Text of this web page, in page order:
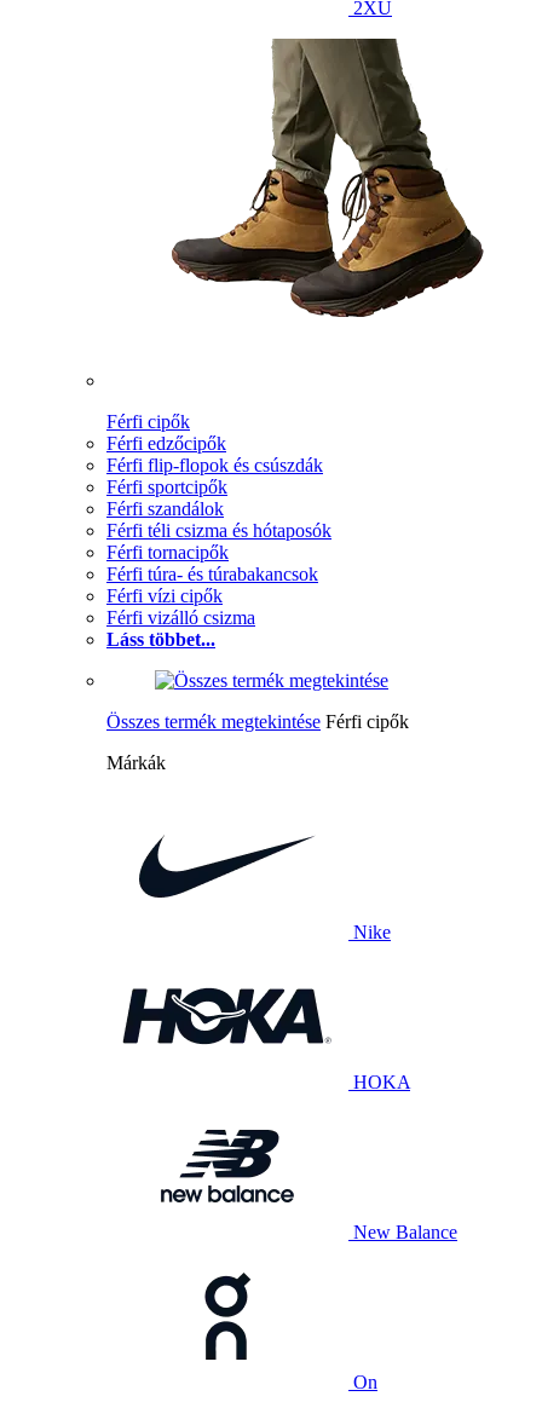
2XU
Férfi cipők
Férfi edzőcipők
Férfi flip-flopok és csúszdák
Férfi sportcipők
Férfi szandálok
Férfi téli csizma és hótaposók
Férfi tornacipők
Férfi túra- és túrabakancsok
Férfi vízi cipők
Férfi vizálló csizma
Láss többet...
Összes termék megtekintése Férfi cipők
Márkák
Nike
HOKA
New Balance
On